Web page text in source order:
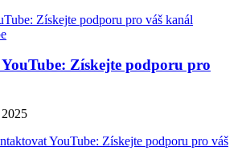
Získejte podporu pro
YouTube: Získejte podporu pro váš